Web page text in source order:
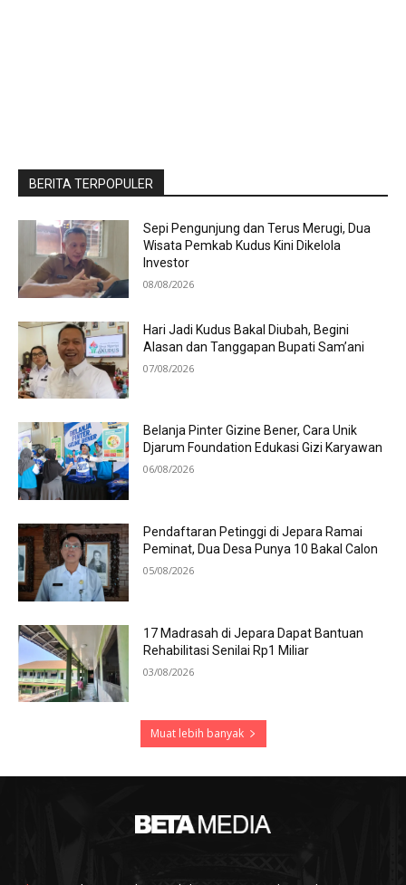
BERITA TERPOPULER
Sepi Pengunjung dan Terus Merugi, Dua
Wisata Pemkab Kudus Kini Dikelola
Investor
08/08/2026
Hari Jadi Kudus Bakal Diubah, Begini
Alasan dan Tanggapan Bupati Sam’ani
07/08/2026
Belanja Pinter Gizine Bener, Cara Unik
Djarum Foundation Edukasi Gizi Karyawan
06/08/2026
Pendaftaran Petinggi di Jepara Ramai
Peminat, Dua Desa Punya 10 Bakal Calon
05/08/2026
17 Madrasah di Jepara Dapat Bantuan
Rehabilitasi Senilai Rp1 Miliar
03/08/2026
Muat lebih banyak